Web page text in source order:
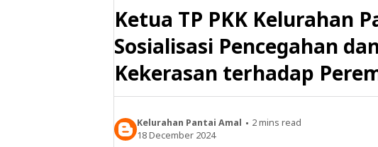
Ketua TP PKK Kelurahan
Sosialisasi Pencegahan
Kekerasan terhadap
Kelurahan Pantai Amal 2mins read
18 December 2024